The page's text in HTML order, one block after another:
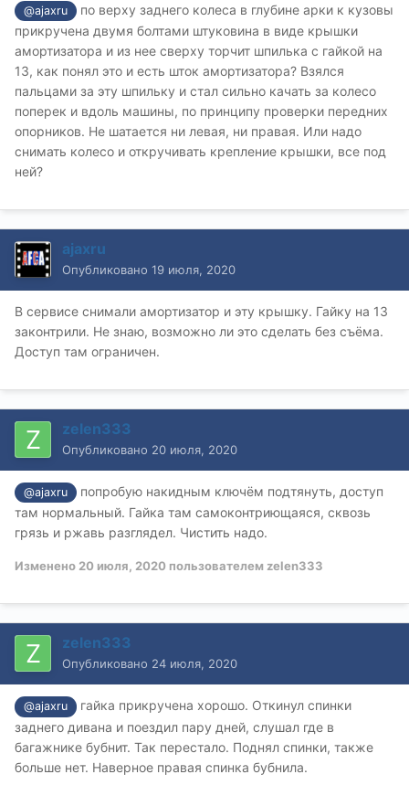
@ajaxru
по верху заднего колеса в глубине арки к кузовы
прикручена двумя болтами штуковина в виде крышки
амортизатора и из нее сверху торчит шпилька с гайкой на
13, как понял это и есть шток амортизатора? Взялся
пальцами за эту шпильку и стал сильно качать за колесо
поперек и вдоль машины, по принципу проверки передних
опорников. Не шатается ни левая, ни правая. Или надо
снимать колесо и откручивать крепление крышки, все под
ней?
ajaxru
Опубликовано 19 июля, 2020
В сервисе снимали амортизатор и эту крышку. Гайку на 13
законтрили. Не знаю, возможно ли это сделать без съёма.
Доступ там ограничен.
zelen333
Опубликовано 20 июля, 2020
@ajaxru
попробую накидным ключём подтянуть, доступ
там нормальный. Гайка там самоконтриющаяся, сквозь
грязь и ржавь разглядел. Чистить надо.
Изменено 20 июля, 2020 пользователем zelen333
zelen333
Опубликовано 24 июля, 2020
@ajaxru
гайка прикручена хорошо. Откинул спинки
заднего дивана и поездил пару дней, слушал где в
багажнике бубнит. Так перестало. Поднял спинки, также
больше нет. Наверное правая спинка бубнила.